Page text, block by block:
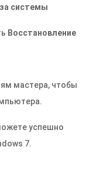
системы
Восстановление
мастера, чтобы
успешно
7.